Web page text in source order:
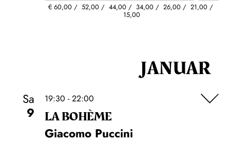
€60,00 52,00 44,00 34,00 26,00 21,00
15,00
JANUAR
Sa
9
19:30 - 22:00
LA BOHÈME
Giacomo Puccini